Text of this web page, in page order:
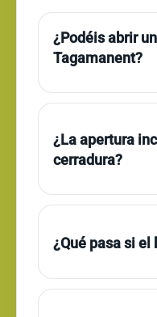
¿Podéis abrir
Tagamanent?
¿La apertura
cerradura?
¿Qué pasa si